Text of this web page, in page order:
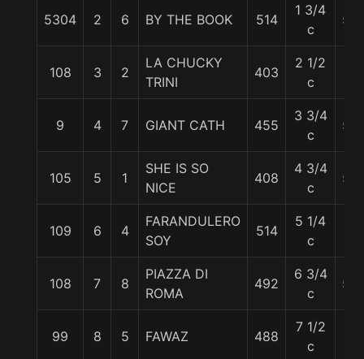
5304 2 6 BY THE BOOK 514
1 3/4
c
56
108 3 2
LA CHUCKY
TRINI
403
2 1/2
c
9 4 7 GIANT CATH 455
3 3/4
c
56
105 5 1
SHE IS SO
NICE
408
4 3/4
c
56
109 6 4
FARANDULERO
SOY
514
5 1/4
c
108 7 8
PIAZZA DI
ROMA
492
6 3/4
c
56
99 8 5 FAWAZ 488
7 1/2
c